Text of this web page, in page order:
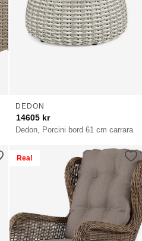
Dedon, Porcini bord 61 cm carrara
DEDON
14605 kr
Rea!